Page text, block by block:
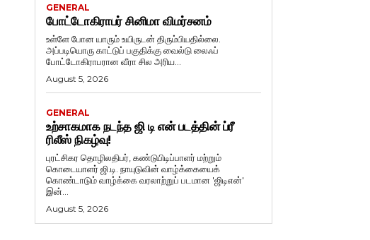
GENERAL
போட்டோகிராபர் சினிமா விமர்சனம்
உள்ளே போன யாரும் உயிருடன் திரும்பியதில்லை.
அப்படியொரு காட்டுப் பகுதிக்கு வைல்டு லைஃப்
போட்டோகிராபரான வீரா சில அரிய...
August 5, 2026
GENERAL
உற்சாகமாக நடந்த ஜி டி என் படத்தின் ப்ரீ
ரிலீஸ் நிகழ்வு!
புரட்சிகர தொழிலதிபர், கண்டுபிடிப்பாளர் மற்றும்
கொடையாளர் ஜி.டி. நாயுடுவின் வாழ்க்கையைக்
கொண்டாடும் வாழ்க்கை வரலாற்றுப் படமான 'ஜிடிஎன்'
இன்...
August 5, 2026